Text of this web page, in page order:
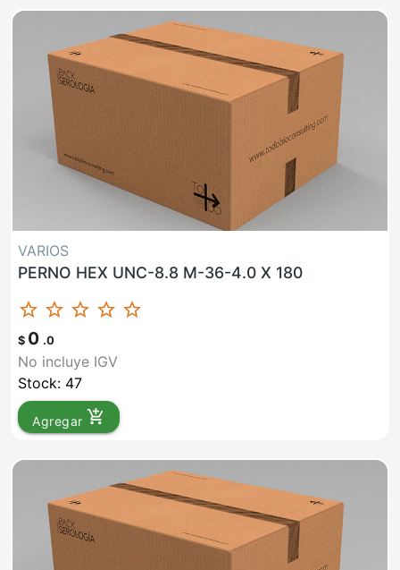
VARIOS
PERNO HEX UNC-8.8 M-36-4.0 X 180
star_border star_border star_border star_border star_border
$ 0 .0
No incluye IGV
Stock: 47
Agregar add_shopping_cart